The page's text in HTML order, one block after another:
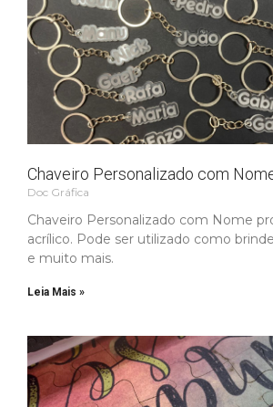
Chaveiro Personalizado com
Doc Gráfica
Chaveiro Personalizado com Nome
acrílico. Pode ser utilizado como
e muito mais.
Leia Mais »